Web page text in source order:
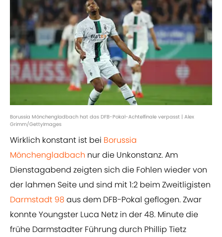
Borussia Mönchengladbach hat das DFB-Pokal-Achtelfinale verpasst | Alex
Grimm/GettyImages
Wirklich konstant ist bei Borussia
Mönchengladbach nur die Unkonstanz. Am
Dienstagabend zeigten sich die Fohlen wieder von
der lahmen Seite und sind mit 1:2 beim Zweitligisten
Darmstadt 98 aus dem DFB-Pokal geflogen. Zwar
konnte Youngster Luca Netz in der 48. Minute die
frühe Darmstadter Führung durch Phillip Tietz